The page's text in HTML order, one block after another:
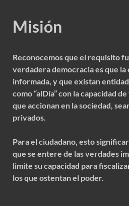
Misión
Reconocemos que el requisito
verdadera democracia es que la
informada, y que existan
como “alDía” con la capacidad
que accionan en la sociedad,
privados.
Para el ciudadano, esto
que se entere de las verdades
limite su capacidad para
los que ostentan el poder.